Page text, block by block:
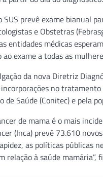
prevê exame bianual
e Obstetras
entidades médicas
exame a todas as
da nova Diretriz
no tratamento
Saúde (Conitec) e pela
de mama é o mais
(Inca) prevê 73.610
as políticas públicas
à saúde